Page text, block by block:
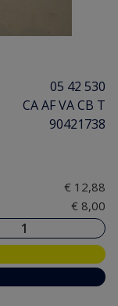
05 42 530
CA AF VA CB T
90421738
€ 12,88
€ 8,00